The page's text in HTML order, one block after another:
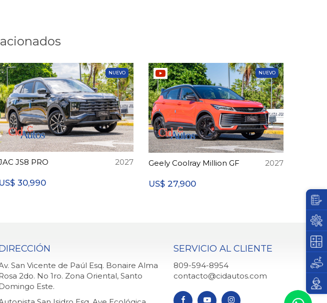
NUEVO
JS8 PRO 2027
US$ 30,990
NUEVO
Geely Coolray Million GF 2027
US$ 27,900
San Vicente de Paúl Esq. Bonaire Alma
2do. No 1ro. Zona Oriental, Santo
Este.
SERVICIO AL CLIENTE
809-594-8954
contacto@cidautos.com